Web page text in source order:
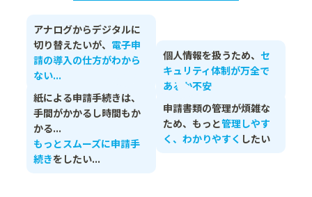
アナログからデジタルに
切り替えたいが、 電子申
請の導入の仕方がわから
ない...
個人情報を扱うため、 セ
キュリティ体制が万全で
あるか不安
紙による申請手続きは、
手間がかかるし時間もか
かる...
もっとスムーズに申請手
続きをしたい...
申請書類の管理が煩雑な
ため、 もっと管理しやす
く、わかりやすく したい